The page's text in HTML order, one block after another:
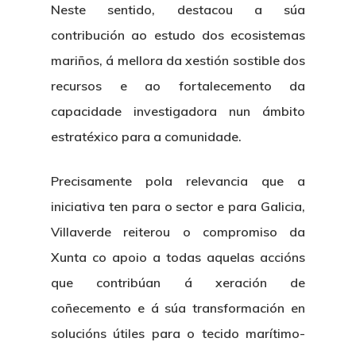
Neste sentido, destacou a súa
contribución ao estudo dos ecosistemas
mariños, á mellora da xestión sostible dos
recursos e ao fortalecemento da
capacidade investigadora nun ámbito
estratéxico para a comunidade.
Precisamente pola relevancia que a
iniciativa ten para o sector e para Galicia,
Villaverde reiterou o compromiso da
Xunta co apoio a todas aquelas accións
que contribúan á xeración de
coñecemento e á súa transformación en
solucións útiles para o tecido marítimo-